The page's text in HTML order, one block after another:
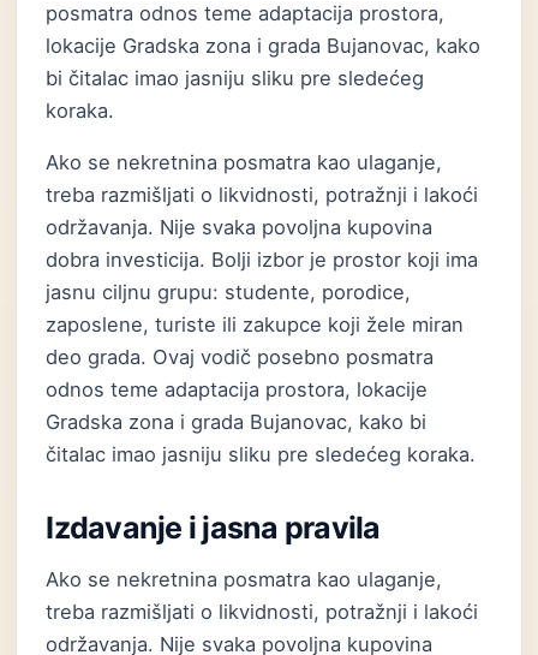
posmatra odnos teme adaptacija prostora,
lokacije Gradska zona i grada Bujanovac, kako
bi čitalac imao jasniju sliku pre sledećeg
koraka.
Ako se nekretnina posmatra kao ulaganje,
treba razmišljati o likvidnosti, potražnji i lakoći
održavanja. Nije svaka povoljna kupovina
dobra investicija. Bolji izbor je prostor koji ima
jasnu ciljnu grupu: studente, porodice,
zaposlene, turiste ili zakupce koji žele miran
deo grada. Ovaj vodič posebno posmatra
odnos teme adaptacija prostora, lokacije
Gradska zona i grada Bujanovac, kako bi
čitalac imao jasniju sliku pre sledećeg koraka.
Izdavanje i jasna pravila
Ako se nekretnina posmatra kao ulaganje,
treba razmišljati o likvidnosti, potražnji i lakoći
održavanja. Nije svaka povoljna kupovina